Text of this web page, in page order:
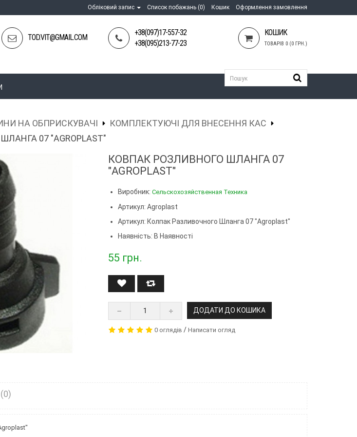
Обліковий запис Список побажань (0) Кошик Оформлення замовлення
TOD.VIT@GMAIL.COM
+38(097)17-557-32
+38(095)213-77-23
КОШИК
ТОВАРІВ 0 (0 ГРН.)
НА ОБПРИСКУВАЧІ
КОМПЛЕКТУЮЧІ ДЛЯ ВНЕСЕННЯ КАС
07 "AGROPLAST"
КОВПАК РОЗЛИВНОГО ШЛАНГА 07
"AGROPLAST"
Виробник:Сельскохозяйственная Техника
Артикул: Agroplast
Артикул: Колпак Разливочного Шланга 07 "Agroplast"
Наявність: В Наявності
55 грн.
ДОДАТИ ДО КОШИКА
0 оглядів /Написати огляд